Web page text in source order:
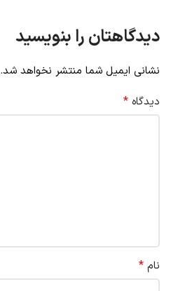
دیدگاهتان را بنویسید
نشانی ایمیل شما منتشر نخواهد شد.
دیدگاه *
نام *